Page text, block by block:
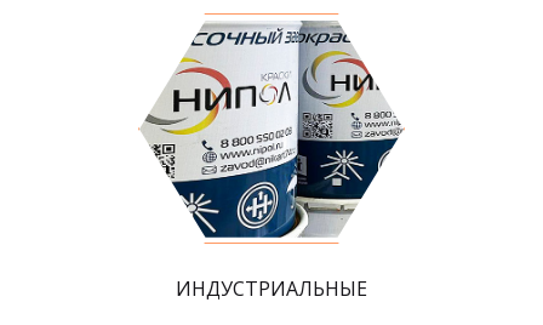
ИНДУСТРИАЛЬНЫЕ